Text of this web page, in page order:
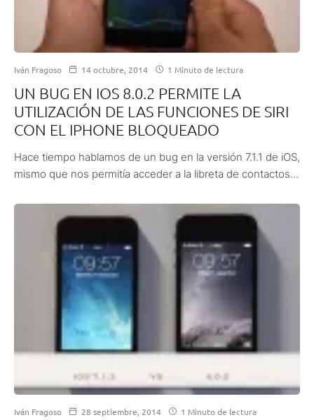
Iván Fragoso 14 octubre, 2014 1 Minuto de lectura
UN BUG EN IOS 8.0.2 PERMITE LA
UTILIZACIÓN DE LAS FUNCIONES DE SIRI
CON EL IPHONE BLOQUEADO
Hace tiempo hablamos de un bug en la versión 7.1.1 de iOS,
mismo que nos permitía acceder a la libreta de contactos...
Iván Fragoso 28 septiembre, 2014 1 Minuto de lectura